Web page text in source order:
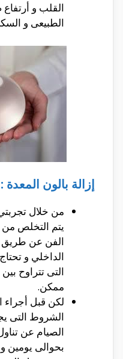
القلب و
الطبيعى و
إزالة بالون المعدة :
من خلال
يتم التخلص من
الفن عن طريق
الداخلي و
ممكن.
لكن قبل أجراء
الشروط التى
الصيام عن
بحوالى يومين